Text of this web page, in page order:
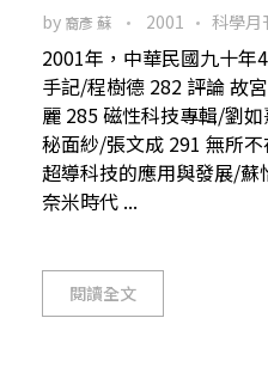
by 裔彥 蘇 2001 科學月
2001年，中華民國九十年
手記/程樹德 282 評論 故
麗 285 磁性科技專輯/劉
秘面紗/張文成 291 無所
超導科技的應用與發展/蘇
奈米時代 ...
閱讀全文